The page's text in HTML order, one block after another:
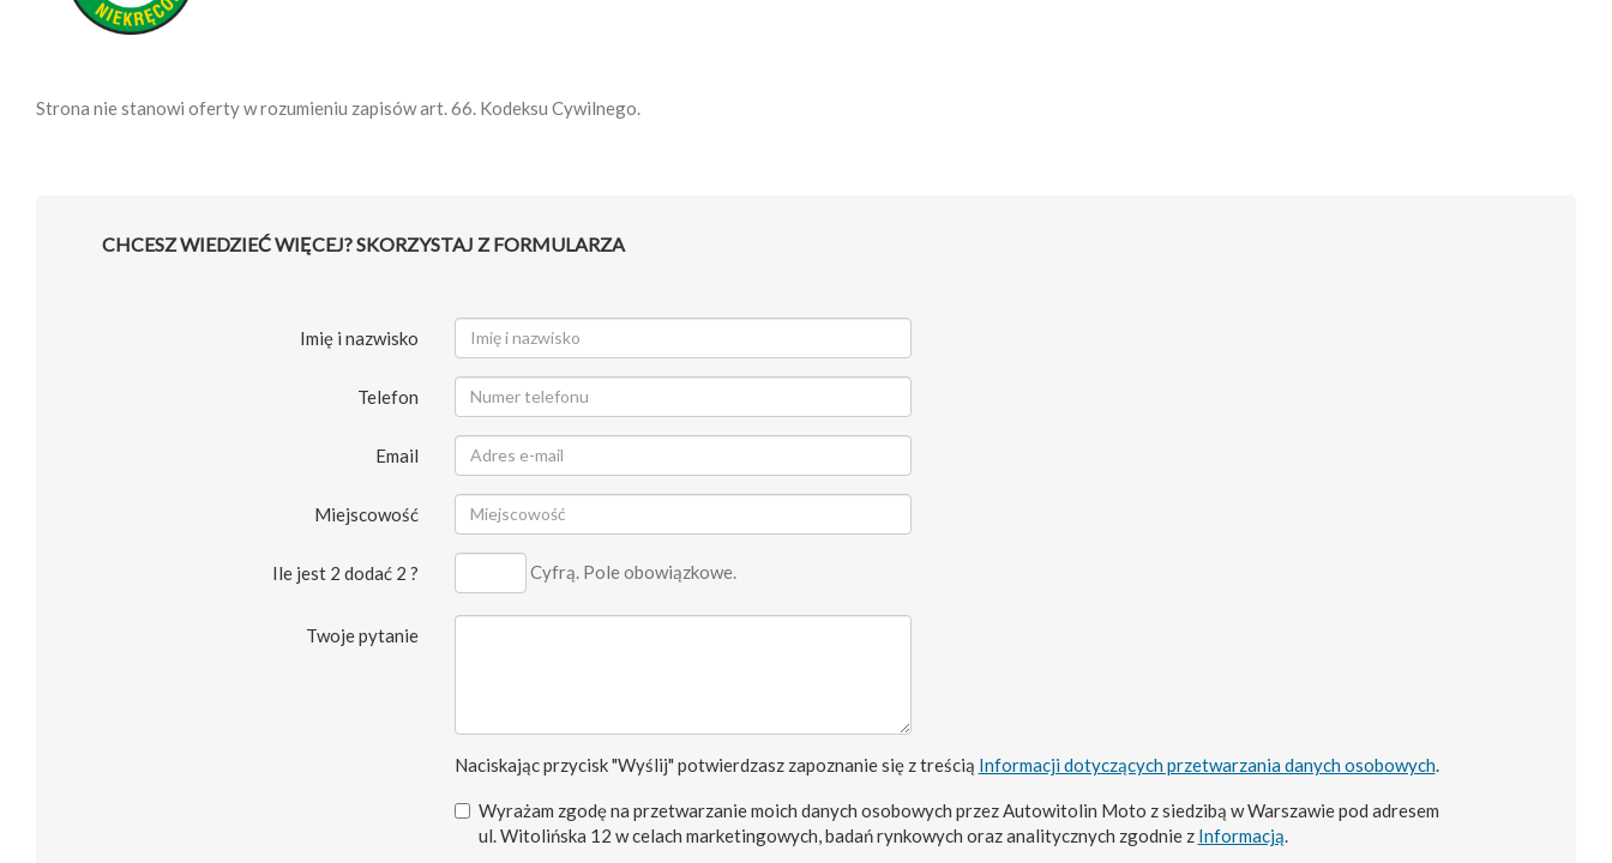
Strona nie stanowi oferty w rozumieniu zapisów art. 66. Kodeksu Cywilnego.
CHCESZ WIEDZIEĆ WIĘCEJ? SKORZYSTAJ Z FORMULARZA
Imię i nazwisko
Telefon
Email
Miejscowość
Ile jest 2 dodać 2 ? Cyfrą. Pole obowiązkowe.
Twoje pytanie
Naciskając przycisk "Wyślij" potwierdzasz zapoznanie się z treścią Informacji dotyczących przetwarzania danych osobowych.
Wyrażam zgodę na przetwarzanie moich danych osobowych przez Autowitolin Moto z siedzibą w Warszawie pod adresem
ul. Witolińska 12 w celach marketingowych, badań rynkowych oraz analitycznych zgodnie z Informacją.